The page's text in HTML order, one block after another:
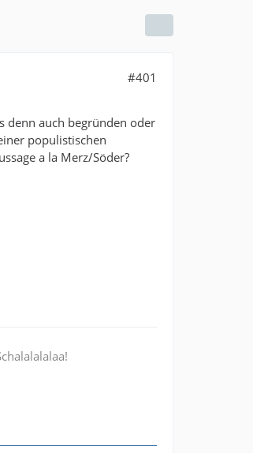
#401
denn auch begründen oder
populistischen
a la Merz/Söder?